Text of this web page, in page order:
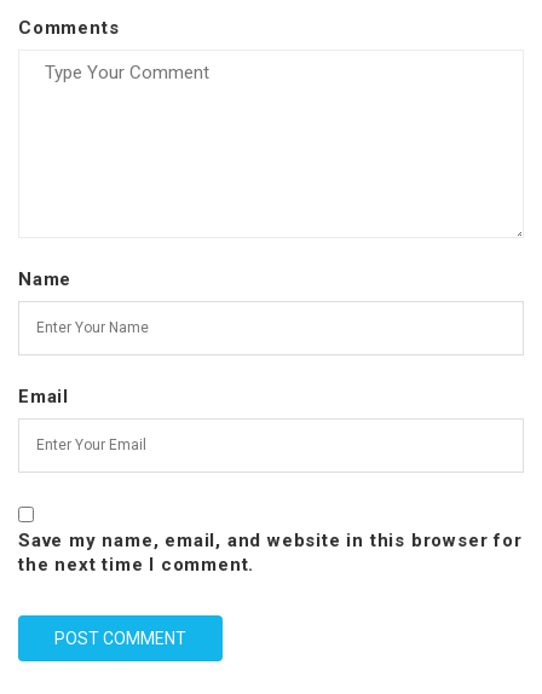
Comments
Name
Email
Save my name, email, and website in this browser for
the next time I comment.